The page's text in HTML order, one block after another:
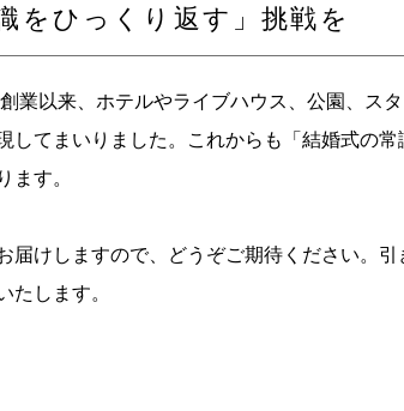
をひっくり返す」挑戦を
業以来、ホテルやライブハウス、公園、ス
してまいりました。これからも「結婚式の常
ます。
届けしますので、どうぞご期待ください。
たします。